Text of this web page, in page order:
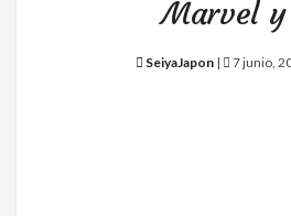
Marvel y
SeiyaJapon | 7 junio,